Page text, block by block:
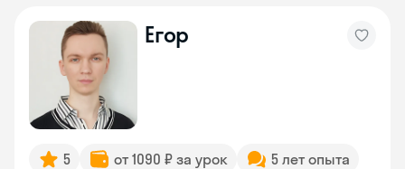
Егор
5 от 1090 ₽ за урок
5 лет опыта